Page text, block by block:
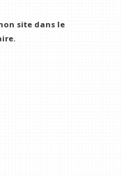
site dans le